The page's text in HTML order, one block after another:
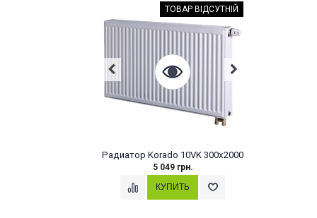
ТОВАР ВІДСУТНІЙ
Радиатор Korado 10VK 300x2000
5 049 грн.